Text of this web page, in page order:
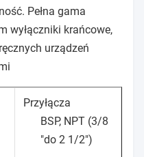
Pełna gama
wyłączniki krańcowe,
urządzeń
Przyłącza
BSP, NPT (3/8
"do 2 1/2")